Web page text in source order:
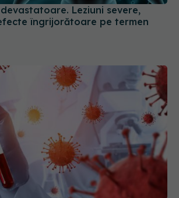
Leziuni severe,
îngrijorătoare pe termen